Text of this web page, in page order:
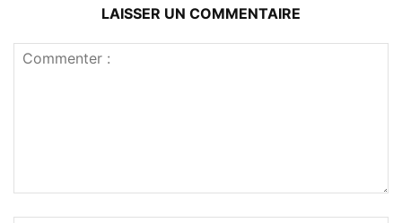
LAISSER UN COMMENTAIRE